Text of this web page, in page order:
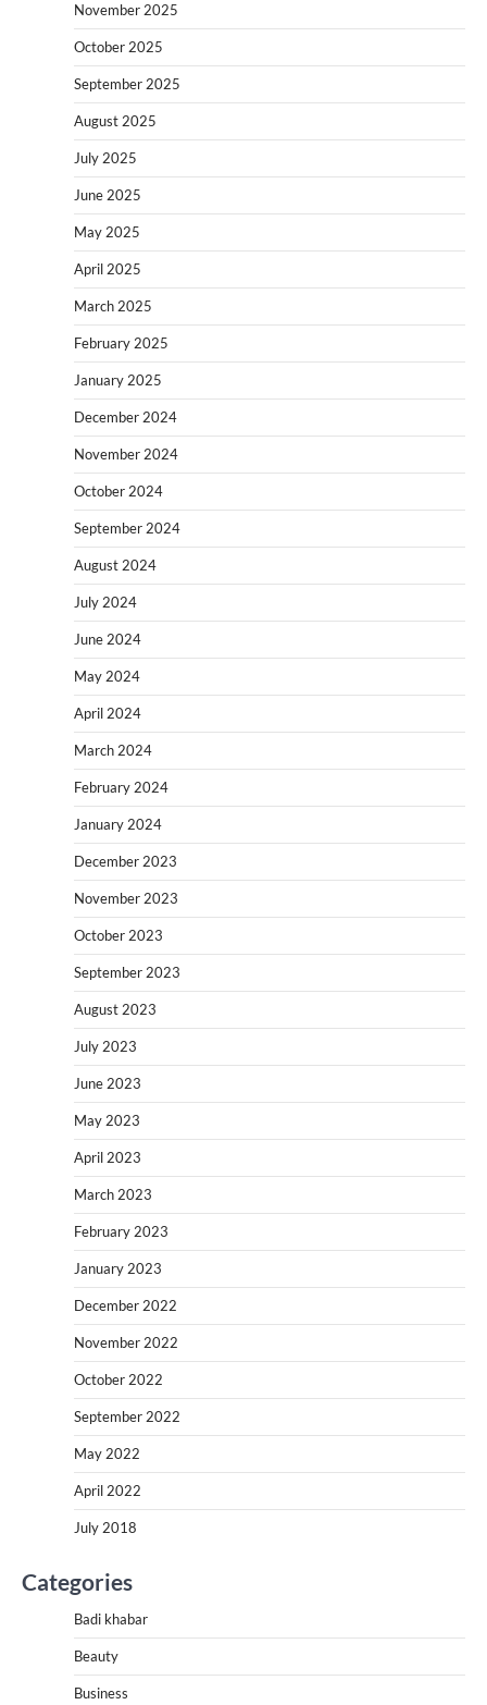
November 2025
October 2025
September 2025
August 2025
July 2025
June 2025
May 2025
April 2025
March 2025
February 2025
January 2025
December 2024
November 2024
October 2024
September 2024
August 2024
July 2024
June 2024
May 2024
April 2024
March 2024
February 2024
January 2024
December 2023
November 2023
October 2023
September 2023
August 2023
July 2023
June 2023
May 2023
April 2023
March 2023
February 2023
January 2023
December 2022
November 2022
October 2022
September 2022
May 2022
April 2022
July 2018
Categories
Badi khabar
Beauty
Business